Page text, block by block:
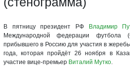
В пятницу президент РФ Владимир
Международной федерации
прибывшего в Россию для участия в
года, которая пройдёт 26 ноября в
участие вице-премьер Виталий Мутко.